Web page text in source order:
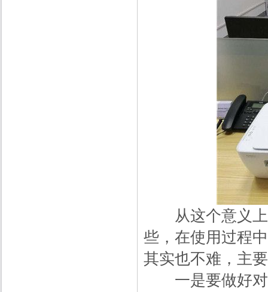
从这个意义上
些，在使用过程
其实也不难，主
一是要做好对